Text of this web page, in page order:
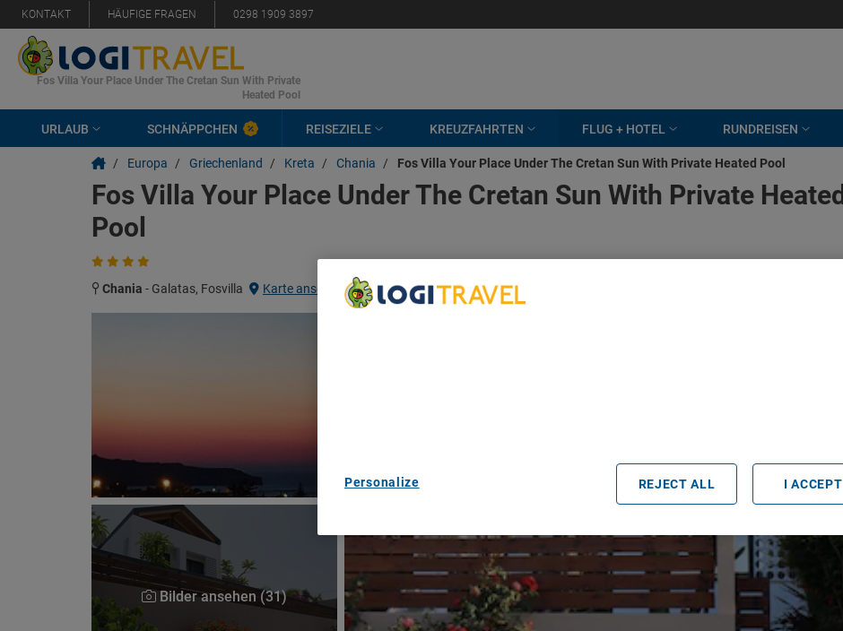
KONTAKT HÄUFIGE FRAGEN 0298 1909 3897
Fos Villa Your Place Under The Cretan Sun With Private
Heated Pool
URLAUB SCHNÄPPCHEN REISEZIELE KREUZFAHRTEN FLUG + HOTEL RUNDREISEN
/ Europa / Griechenland / Kreta / Chania / Fos Villa Your Place Under The Cretan Sun With Private Heated Pool
Fos Villa Your Place Under The Cretan Sun With Private Heated
Pool
Chania - Galatas, Fosvilla Karte ansehen
Bilder ansehen (31)
Personalize REJECT ALL I ACCEPT